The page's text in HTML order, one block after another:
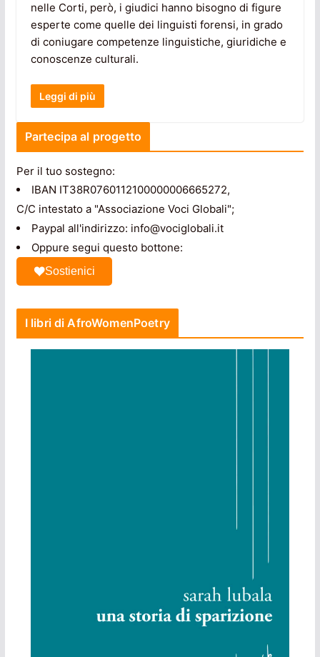
nelle Corti, però, i giudici hanno bisogno di figure
esperte come quelle dei linguisti forensi, in grado
di coniugare competenze linguistiche, giuridiche e
conoscenze culturali.
Leggi di più
Partecipa al progetto
Per il tuo sostegno:
IBAN IT38R0760112100000006665272,
C/C intestato a "Associazione Voci Globali";
Paypal all'indirizzo: info@vociglobali.it
Oppure segui questo bottone:
Sostienici
I libri di AfroWomenPoetry